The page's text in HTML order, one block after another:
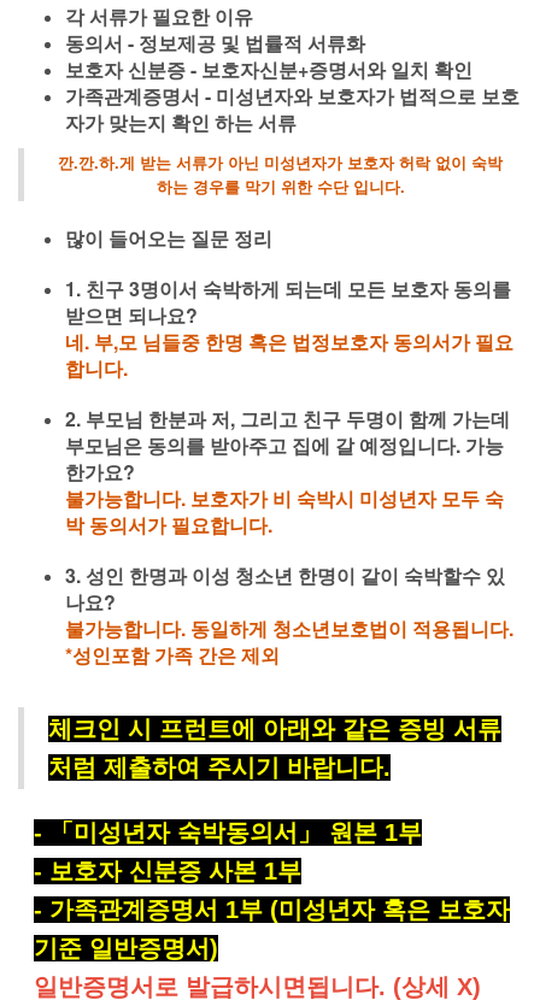
각 서류가 필요한 이유
동의서 - 정보제공 및 법률적 서류화
보호자 신분증 - 보호자신분+증명서와 일치 확인
가족관계증명서 - 미성년자와 보호자가 법적으로 보호
자가 맞는지 확인 하는 서류
깐.깐.하.게 받는 서류가 아닌 미성년자가 보호자 허락 없이 숙박
하는 경우를 막기 위한 수단 입니다.
많이 들어오는 질문 정리
1. 친구 3명이서 숙박하게 되는데 모든 보호자 동의를
받으면 되나요?
네. 부,모 님들중 한명 혹은 법정보호자 동의서가 필요
합니다.
2. 부모님 한분과 저, 그리고 친구 두명이 함께 가는데
부모님은 동의를 받아주고 집에 갈 예정입니다. 가능
한가요?
불가능합니다. 보호자가 비 숙박시 미성년자 모두 숙
박 동의서가 필요합니다.
3. 성인 한명과 이성 청소년 한명이 같이 숙박할수 있
나요?
불가능합니다. 동일하게 청소년보호법이 적용됩니다.
*성인포함 가족 간은 제외
체크인 시 프런트에 아래와 같은 증빙 서류
처럼 제출하여 주시기 바랍니다.
- 「미성년자 숙박동의서 」 원본 1부
- 보호자 신분증 사본 1부
- 가족관계증명서 1부 (미성년자 혹은 보호자
기준 일반증명서)
일반증명서로 발급하시면됩니다. (상세 X)